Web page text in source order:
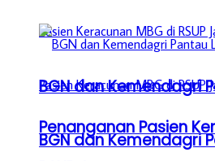
BGN dan Kemendagri
Penanganan Pasien
BGN dan Kemendagri